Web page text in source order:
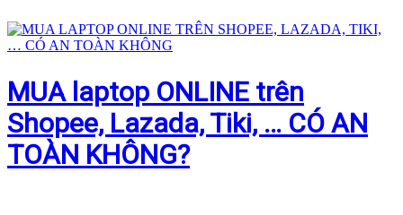
MUA laptop ONLINE trên
Shopee, Lazada, Tiki, … CÓ AN
TOÀN KHÔNG?